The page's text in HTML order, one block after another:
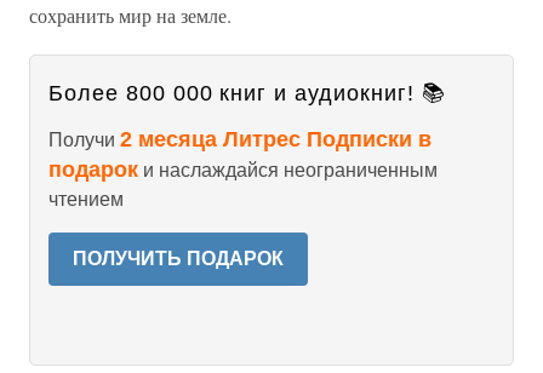
сохранить мир на земле.
Более 800 000 книг и аудиокниг! 📚
Получи 2 месяца Литрес Подписки в
подарок и наслаждайся неограниченным
чтением
ПОЛУЧИТЬ ПОДАРОК